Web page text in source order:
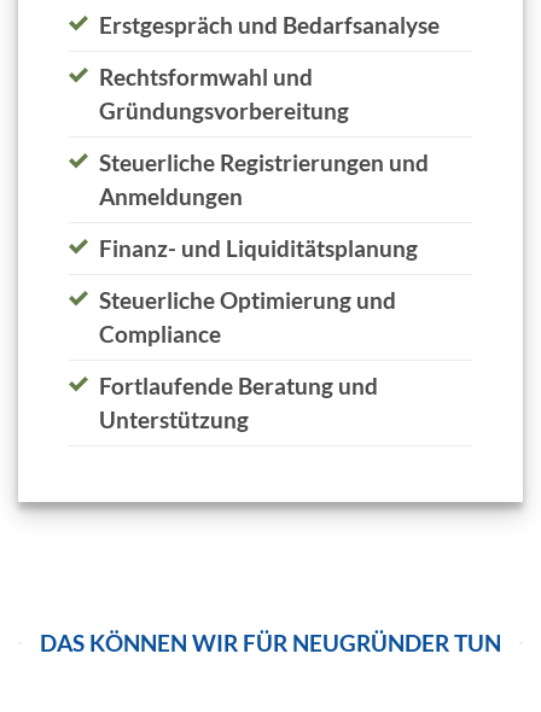
Erstgespräch und Bedarfsanalyse
Rechtsformwahl und
Gründungsvorbereitung
Steuerliche Registrierungen und
Anmeldungen
Finanz- und Liquiditätsplanung
Steuerliche Optimierung und
Compliance
Fortlaufende Beratung und
Unterstützung
DAS KÖNNEN WIR FÜR NEUGRÜNDER TUN